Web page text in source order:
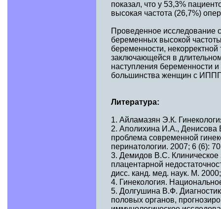
показал, что у 53,3%
высокая частота (26,7%)
Проведенное исследование
беременных высокой
беременности,
заключающейся в
наступления беременности и
большинства женщин с
Литература:
1. Айламазян Э.К.
2. Аполихина И.А., Денисова
проблема современной
перинатологии. 2007; 6 (6):
3. Демидов B.C. Клиническое
плацентарной
дисс. канд. мед. наук. М.
4. Гинекология.
5. Долгушина В.Ф.
половых органов,